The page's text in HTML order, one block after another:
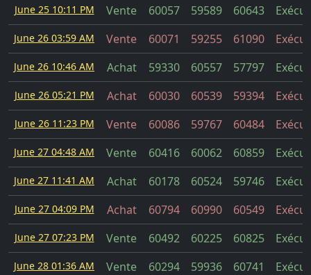
June 25 10:11 PM Vente 60057 59589 60643
June 26 03:59 AM Vente 60071 59255 61090
June 26 10:46 AM Achat 59330 60557 57797
June 26 05:21 PM Achat 60030 60539 59394
June 26 11:23 PM Vente 60086 59767 60484
June 27 04:48 AM Vente 60416 60062 60859
June 27 11:41 AM Achat 60178 60524 59746
June 27 04:09 PM Achat 60794 60990 60549
June 27 07:23 PM Vente 60492 60225 60825
June 28 01:36 AM Vente 60294 59936 60741